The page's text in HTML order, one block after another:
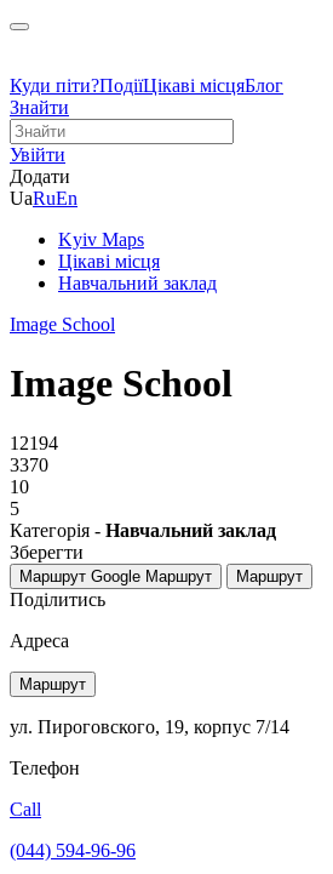
Куди піти?ПодіїЦікаві місцяБлог
Знайти
Увійти
Додати
UaRuEn
Kyiv Maps
Цікаві місця
Навчальний заклад
Image School
Image School
12194
3370
10
5
Категорія - Навчальний заклад
Зберегти
Маршрут Google Маршрут Маршрут
Поділитись
Адреса
Маршрут
ул. Пироговского, 19, корпус 7/14
Телефон
Call
(044) 594-96-96